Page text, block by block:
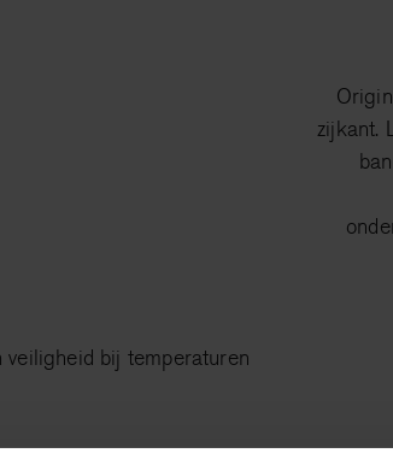
bij temperaturen
zijkant.